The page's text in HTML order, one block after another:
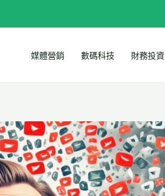
媒體營銷 數碼科技 財務投資